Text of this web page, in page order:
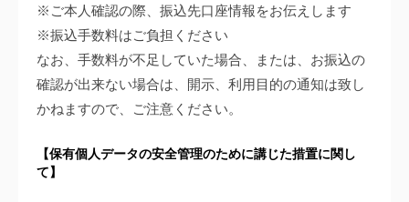
※ご本人確認の際、振込先口座情報をお伝えします
※振込手数料はご負担ください
なお、手数料が不足していた場合、または、お振込の
確認が出来ない場合は、開示、利用目的の通知は致し
かねますので、ご注意ください。
【保有個人データの安全管理のために講じた措置に関し
て】